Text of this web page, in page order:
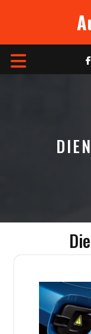
Open